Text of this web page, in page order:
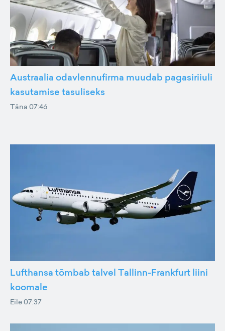
Austraalia odavlennufirma muudab pagasiriiuli
kasutamise tasuliseks
Täna 07:46
Lufthansa tõmbab talvel Tallinn-Frankfurt liini
koomale
Eile 07:37